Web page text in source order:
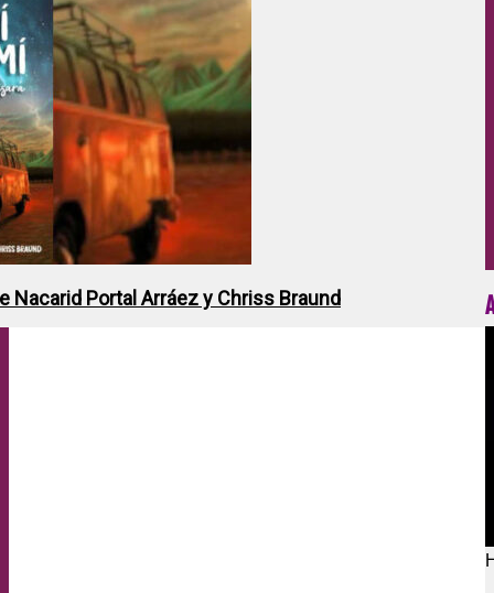
Nacarid Portal Arráez y Chriss Braund